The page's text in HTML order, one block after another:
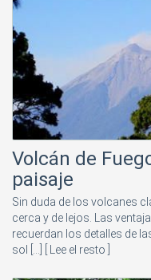
Volcán de
paisaje
Sin duda de los volcanes
cerca y de lejos. Las
recuerdan los detalles de
sol [...]
[ Lee el resto ]